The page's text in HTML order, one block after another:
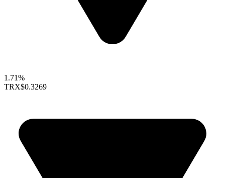
1.71%
TRX$0.3269